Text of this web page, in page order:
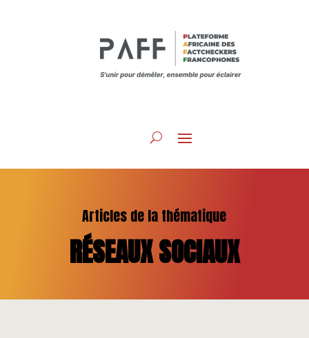
Articles de la thématique
RÉSEAUX SOCIAUX